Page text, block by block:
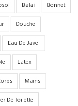
Balai
Bonnet
Douche
Eau De Javel
Latex
Mains
De Toilette